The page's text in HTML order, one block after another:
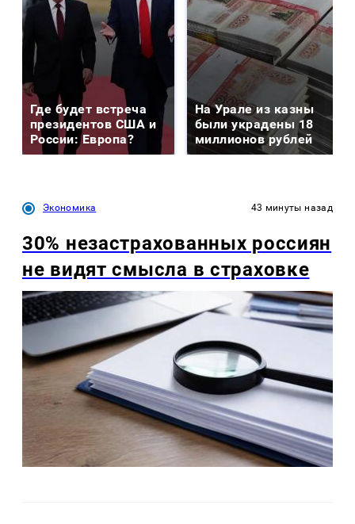
Где будет встреча
президентов США и
России: Европа?
На Урале из казны
были украдены 18
миллионов рублей
Экономика 43 минуты назад
30% незастрахованных россиян
не видят смысла в страховке